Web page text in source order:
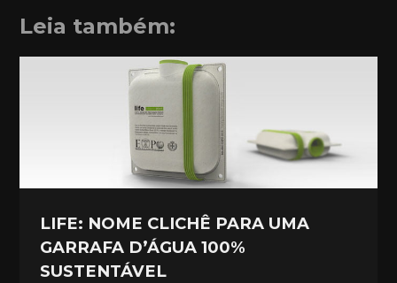
Leia também:
LIFE: NOME CLICHÊ PARA UMA
GARRAFA D’ÁGUA 100%
SUSTENTÁVEL